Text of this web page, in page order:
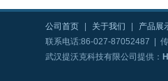
公司首页 关于我们 产品展
联系电话:86-027-87052487 |
武汉提沃克科技有限公司提供：